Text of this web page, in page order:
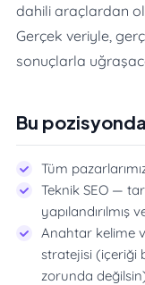
dahili araçlardan
Gerçek veriyle,
sonuçlarla
Bu
Tüm
Teknik SEO —
yapılandırılmış
Anahtar kelime
stratejisi (içeriği
zorunda